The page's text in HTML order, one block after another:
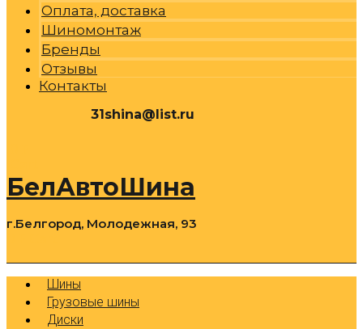
Оплата, доставка
Шиномонтаж
Бренды
Отзывы
Контакты
31shina@list.ru
БелАвтоШина
г.Белгород, Молодежная, 93
Шины
Грузовые шины
Диски